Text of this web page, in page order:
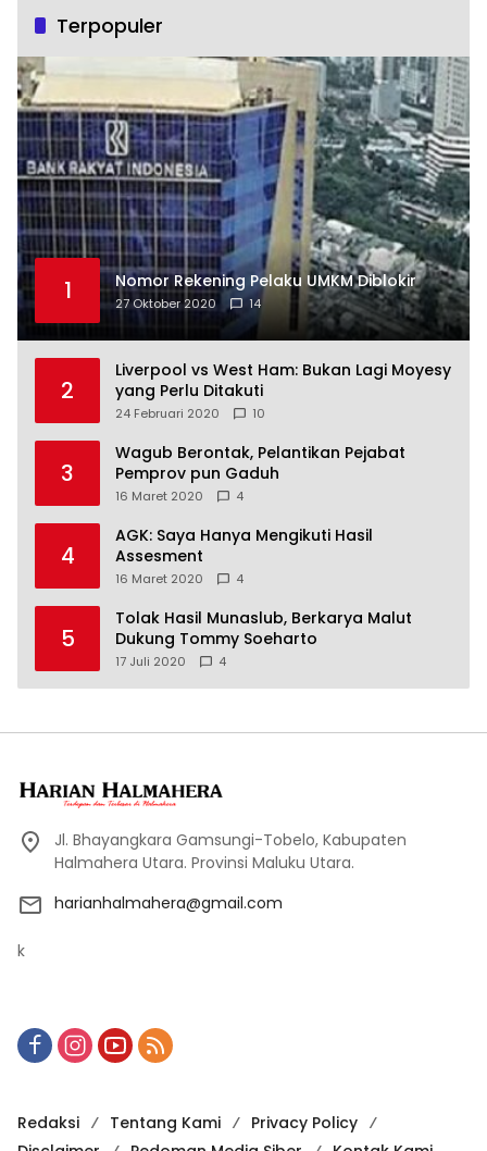
Terpopuler
1 Nomor Rekening Pelaku UMKM Diblokir
27 Oktober 2020 14
2
Liverpool vs West Ham: Bukan Lagi Moyesy
yang Perlu Ditakuti
24 Februari 2020 10
3
Wagub Berontak, Pelantikan Pejabat
Pemprov pun Gaduh
16 Maret 2020 4
4
AGK: Saya Hanya Mengikuti Hasil
Assesment
16 Maret 2020 4
5
Tolak Hasil Munaslub, Berkarya Malut
Dukung Tommy Soeharto
17 Juli 2020 4
Jl. Bhayangkara Gamsungi-Tobelo, Kabupaten
Halmahera Utara. Provinsi Maluku Utara.
harianhalmahera@gmail.com
k
Redaksi Tentang Kami
Privacy Policy